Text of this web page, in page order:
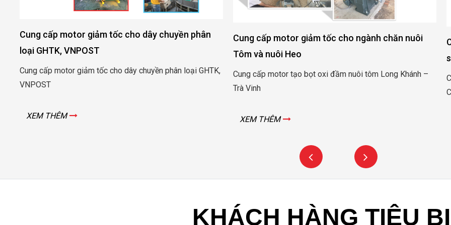
Cung cấp motor giảm tốc cho ngành chăn nuôi
Tôm và nuôi Heo
Cung cấp motor tạo bọt oxi đầm nuôi tôm Long Khánh –
Trà Vinh
XEM THÊM
Cung cấp động cơ giảm tốc, hộp số cho nhà máy
sản xuất Container Hòa Phát – Vũng tàu
Cung cấp động cơ giảm tốc, hộp số cho nhà máy sản xuất
Container Hòa Phát – Vũng tàu
XEM THÊM
KHÁCH HÀNG TIÊU